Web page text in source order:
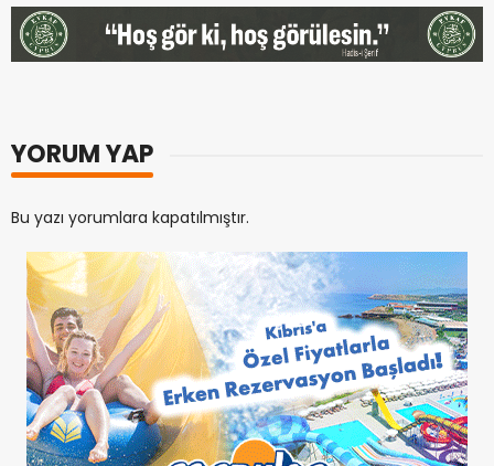
YORUM YAP
Bu yazı yorumlara kapatılmıştır.